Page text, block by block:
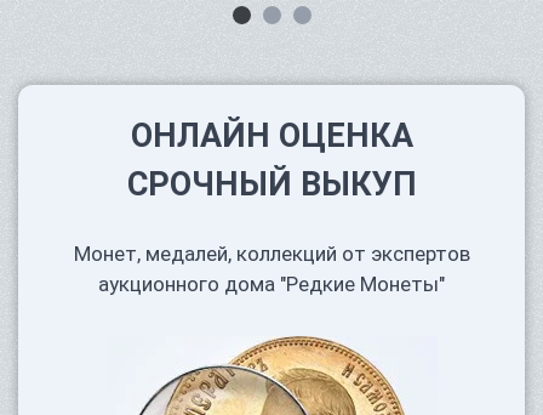
ОНЛАЙН ОЦЕНКА
СРОЧНЫЙ ВЫКУП
Монет, медалей, коллекций от экспертов
аукционного дома "Редкие Монеты"